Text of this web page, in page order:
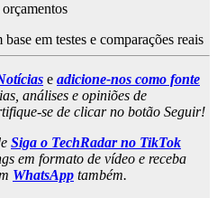
em testes e comparações reais
e adicione-nos como fonte
análises e opiniões de
se de clicar no botão Seguir!
Siga o TechRadar no TikTok
em formato de vídeo e receba
WhatsApp também.